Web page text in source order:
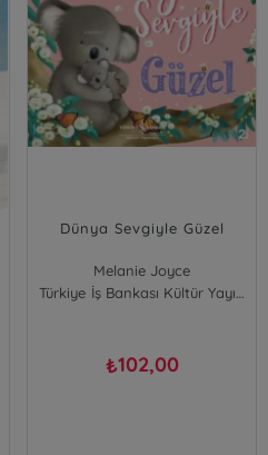
Dünya Sevgiyle Güzel
Melanie Joyce
Türkiye İş Bankası Kültür Yayınları
₺102,00